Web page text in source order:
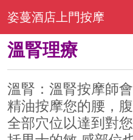
姿蔓酒店上門按摩
溫腎理療
溫腎：溫腎按摩師
精油按摩您的腰，
全部穴位以達到對